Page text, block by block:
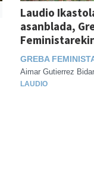
Laudio
asanblada,
GREBA
Aimar Gutierrez
LAUDIO